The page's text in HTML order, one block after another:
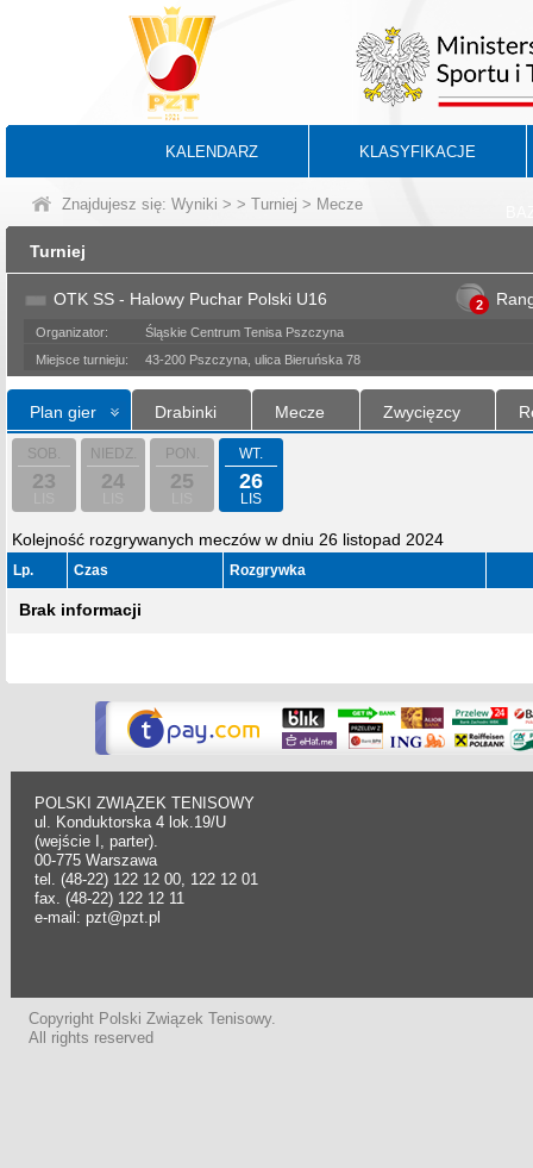
KALENDARZ KLASYFIKACJE
Znajdujesz się: Wyniki > > Turniej > Mecze
Turniej
OTK SS - Halowy Puchar Polski U16 2
Organizator:
Śląskie Centrum Tenisa Pszczyna
Miejsce turnieju:
43-200 Pszczyna, ulica Bieruńska 78
Plan gier Drabinki Mecze Zwycięzcy
SOB.
23
NIEDZ.
24
PON.
25
WT.
26
LIS
Kolejność rozgrywanych meczów w dniu 26 listopad 2024
Lp. Czas Rozgrywka
Brak informacji
POLSKI ZWIĄZEK TENISOWY
ul. Konduktorska 4 lok.19/U
(wejście I, parter).
00-775 Warszawa
tel. (48-22) 122 12 00, 122 12 01
fax. (48-22) 122 12 11
e-mail: pzt@pzt.pl
Copyright Polski Związek Tenisowy.
All rights reserved